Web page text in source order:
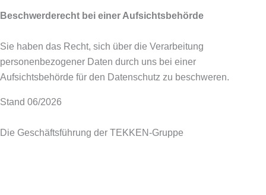
Beschwerderecht bei einer Aufsichtsbehörde
Sie haben das Recht, sich über die Verarbeitung
personenbezogener Daten durch uns bei einer
Aufsichtsbehörde für den Datenschutz zu beschweren.
Stand 06/2026
Die Geschäftsführung der TEKKEN-Gruppe